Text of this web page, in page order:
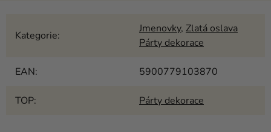
Kategorie:
Jmenovky, Zlatá oslava
Párty dekorace
EAN: 5900779103870
TOP: Párty dekorace